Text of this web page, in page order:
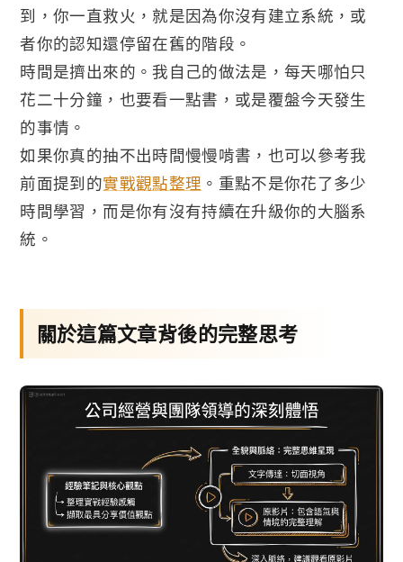
到，你一直救火，就是因為你沒有建立系統，或
者你的認知還停留在舊的階段。
時間是擠出來的。我自己的做法是，每天哪怕只
花二十分鐘，也要看一點書，或是覆盤今天發生
的事情。
如果你真的抽不出時間慢慢啃書，也可以參考我
前面提到的實戰觀點整理 。重點不是你花了多少
時間學習，而是你有沒有持續在升級你的大腦系
統。
關於這篇文章背後的完整思考